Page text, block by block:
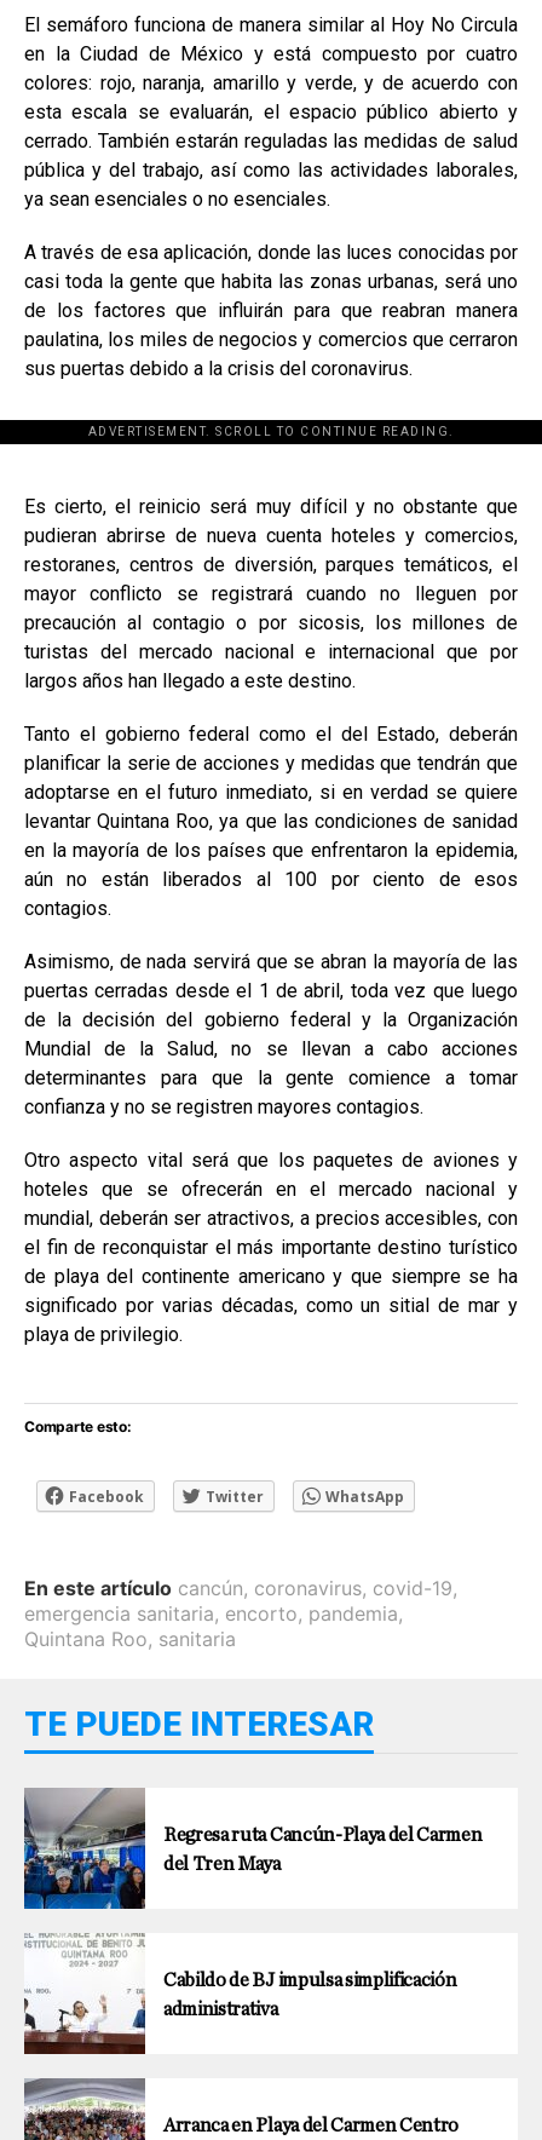
El semáforo funciona de manera similar al Hoy No Circula
en la Ciudad de México y está compuesto por cuatro
colores: rojo, naranja, amarillo y verde, y de acuerdo con
esta escala se evaluarán, el espacio público abierto y
cerrado. También estarán reguladas las medidas de salud
pública y del trabajo, así como las actividades laborales,
ya sean esenciales o no esenciales.
A través de esa aplicación, donde las luces conocidas por
casi toda la gente que habita las zonas urbanas, será uno
de los factores que influirán para que reabran manera
paulatina, los miles de negocios y comercios que cerraron
sus puertas debido a la crisis del coronavirus.
ADVERTISEMENT. SCROLL TO CONTINUE READING.
[adsforwp id="243463"]
Es cierto, el reinicio será muy difícil y no obstante que
pudieran abrirse de nueva cuenta hoteles y comercios,
restoranes, centros de diversión, parques temáticos, el
mayor conflicto se registrará cuando no lleguen por
precaución al contagio o por sicosis, los millones de
turistas del mercado nacional e internacional que por
largos años han llegado a este destino.
Tanto el gobierno federal como el del Estado, deberán
planificar la serie de acciones y medidas que tendrán que
adoptarse en el futuro inmediato, si en verdad se quiere
levantar Quintana Roo, ya que las condiciones de sanidad
en la mayoría de los países que enfrentaron la epidemia,
aún no están liberados al 100 por ciento de esos
contagios.
Asimismo, de nada servirá que se abran la mayoría de las
puertas cerradas desde el 1 de abril, toda vez que luego
de la decisión del gobierno federal y la Organización
Mundial de la Salud, no se llevan a cabo acciones
determinantes para que la gente comience a tomar
confianza y no se registren mayores contagios.
Otro aspecto vital será que los paquetes de aviones y
hoteles que se ofrecerán en el mercado nacional y
mundial, deberán ser atractivos, a precios accesibles, con
el fin de reconquistar el más importante destino turístico
de playa del continente americano y que siempre se ha
significado por varias décadas, como un sitial de mar y
playa de privilegio.
Comparte esto:
Facebook Twitter WhatsApp
En este artículo cancún, coronavirus, covid-19,
emergencia sanitaria, encorto, pandemia,
Quintana Roo, sanitaria
TE PUEDE INTERESAR
Regresa ruta Cancún-Playa del Carmen
del Tren Maya
Cabildo de BJ impulsa simplificación
administrativa
Arranca en Playa del Carmen Centro